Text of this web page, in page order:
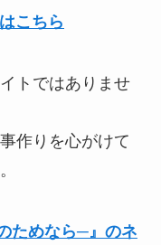
こちら
トではありませ
作りを心がけて
ためなら─』のネ